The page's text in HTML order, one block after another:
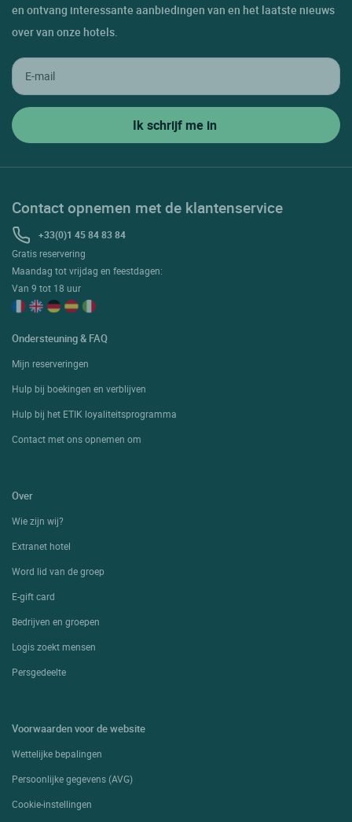
en ontvang interessante aanbiedingen van en het laatste nieuws
over van onze hotels.
Contact opnemen met de klantenservice
+33(0)1 45 84 83 84
Gratis reservering
Maandag tot vrijdag en feestdagen:
Van 9 tot 18 uur
Ondersteuning & FAQ
Mijn reserveringen
Hulp bij boekingen en verblijven
Hulp bij het ETIK loyaliteitsprogramma
Contact met ons opnemen om
Over
Wie zijn wij?
Extranet hotel
Word lid van de groep
E-gift card
Bedrijven en groepen
Logis zoekt mensen
Persgedeelte
Voorwaarden voor de website
Wettelijke bepalingen
Persoonlijke gegevens (AVG)
Cookie-instellingen